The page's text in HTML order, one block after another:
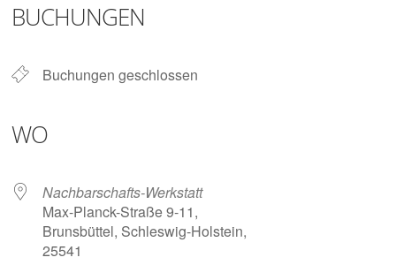
BUCHUNGEN
Buchungen geschlossen
WO
Nachbarschafts-Werkstatt
Max-Planck-Straße 9-11,
Brunsbüttel, Schleswig-Holstein,
25541